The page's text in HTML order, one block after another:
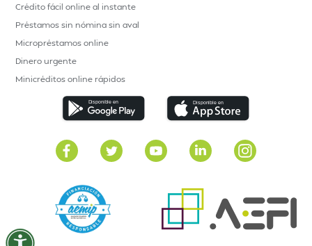
Crédito fácil online al instante
Préstamos sin nómina sin aval
Micropréstamos online
Dinero urgente
Minicréditos online rápidos